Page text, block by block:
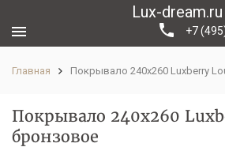
Lux-dream.ru
+7
Главная Покрывало 240x260 Luxberry
Покрывало 240x260
бронзовое